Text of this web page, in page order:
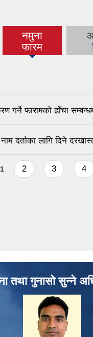
नमुना
फारम
(active
tab)
गर्ने फारामको ढाँचा
नाम दर्ताका लागि दिने
1 2 3 4
तथा गुनासो सुन्ने